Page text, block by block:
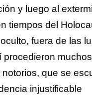
y luego al
tiempos del
fuera de las
procedieron
que se
injustificable